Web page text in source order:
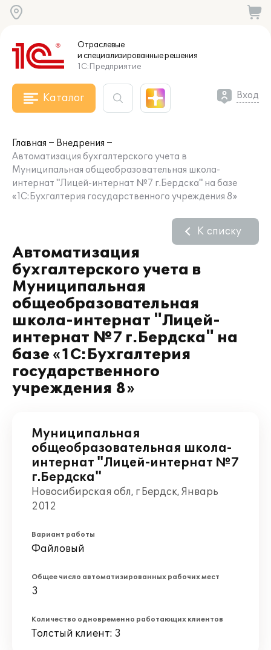
Отраслевые
и специализированныерешения
1С:Предприятие
Каталог Вход
Главная
Внедрения
Автоматизация бухгалтерского учета в
Муниципальная общеобразовательная школа-
интернат "Лицей-интернат №7 г.Бердска" на базе
«1С:Бухгалтерия государственного учреждения 8»
Автоматизация
бухгалтерского учета в
Муниципальная
общеобразовательная
школа-интернат "Лицей-
интернат №7 г.Бердска" на
базе «1С:Бухгалтерия
государственного
учреждения 8»
К списку
Муниципальная
общеобразовательная школа-
интернат "Лицей-интернат №7
г.Бердска"
Новосибирская обл, г Бердск, Январь
2012
Вариант работы
Файловый
Общее число автоматизированных рабочих мест
3
Количество одновременно работающих клиентов
Толстый клиент: 3